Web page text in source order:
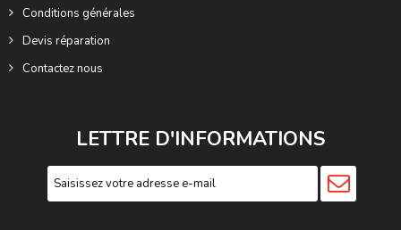
Conditions générales
Devis réparation
Contactez nous
LETTRE D'INFORMATIONS